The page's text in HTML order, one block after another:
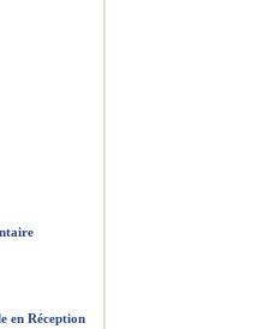
en Réception